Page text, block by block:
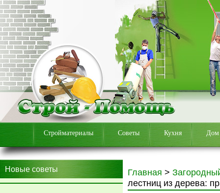
Стройматериалы Советы Кухня Дом
Новые советы Главная >
лестниц из дерева: